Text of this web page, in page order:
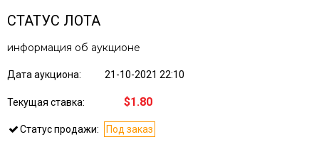
СТАТУС ЛОТА
информация об аукционе
Дата аукциона: 21-10-2021 22:10
Текущая ставка: $1.80
Статус продажи: Под заказ